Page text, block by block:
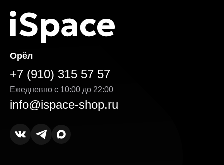
Орёл
+7 (910) 315 57 57
Ежедневно с 10:00 до 22:00
info@ispace-shop.ru